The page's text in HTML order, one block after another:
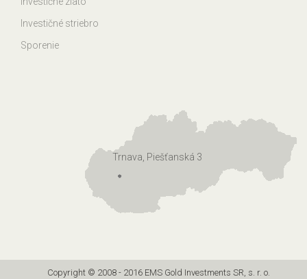
Investičné striebro
Sporenie
Trnava, Piešťanská 3
Copyright © 2008 - 2016 EMS Gold Investments SR, s. r. o.